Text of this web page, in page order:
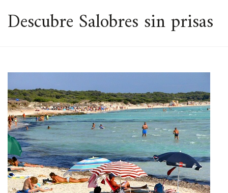
ESPACIO
Descubre Salobres sin prisas